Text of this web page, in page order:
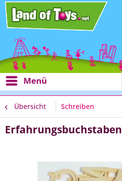
Menü
Übersicht Schreiben
Erfahrungsbuchstaben